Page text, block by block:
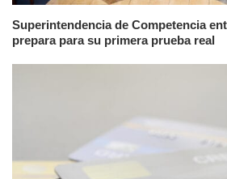
Superintendencia de Competencia
prepara para su primera prueba real